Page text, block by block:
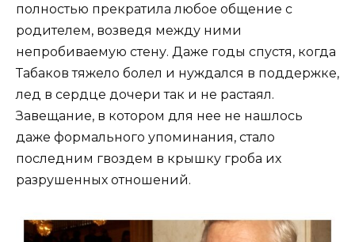
полностью прекратила любое общение с
родителем, возведя между ними
непробиваемую стену. Даже годы спустя, когда
Табаков тяжело болел и нуждался в поддержке,
лед в сердце дочери так и не растаял.
Завещание, в котором для нее не нашлось
даже формального упоминания, стало
последним гвоздем в крышку гроба их
разрушенных отношений.